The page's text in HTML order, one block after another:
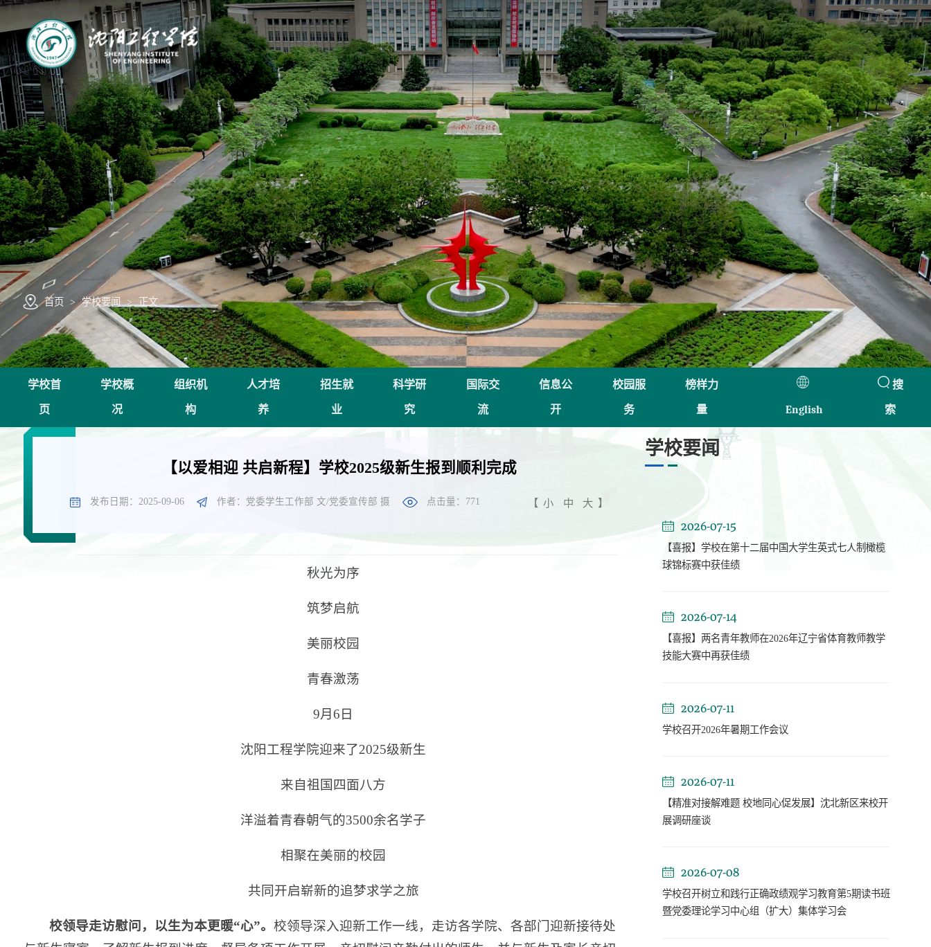
首页 > 学校要闻 > 正文
学校首
页
学校概
况
组织机
构
人才培
养
招生就
业
科学研
究
国际交
流
信息公
开
校园服
务
榜样力
量
English
搜
索
【以爱相迎 共启新程】学校2025级新生报到顺利完成
发布日期：2025-09-06 作者：党委学生工作部 文/党委宣传部 摄 点击量： 771 【 小 中 大 】
秋光为序
筑梦启航
美丽校园
青春激荡
9月6日
沈阳工程学院迎来了2025级新生
来自祖国四面八方
洋溢着青春朝气的3500余名学子
相聚在美丽的校园
共同开启崭新的追梦求学之旅
校领导走访慰问，以生为本更暖“心”。 校领导深入迎新工作一线，走访各学院、各部门迎新接待处
学校要闻
2026-07-15
【喜报】学校在第十二届中国大学生英式七人制橄榄
球锦标赛中获佳绩
2026-07-14
【喜报】两名青年教师在2026年辽宁省体育教师教学
技能大赛中再获佳绩
2026-07-11
学校召开2026年暑期工作会议
2026-07-11
【精准对接解难题 校地同心促发展】沈北新区来校开
展调研座谈
2026-07-08
学校召开树立和践行正确政绩观学习教育第5期读书班
暨党委理论学习中心组（扩大）集体学习会